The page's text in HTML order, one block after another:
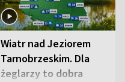
Wiatr nad Jeziorem
Tarnobrzeskim. Dla
żeglarzy to dobra